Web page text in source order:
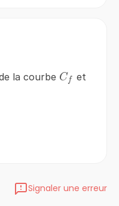
la courbe C_{f}
Cf et
Signaler une erreur